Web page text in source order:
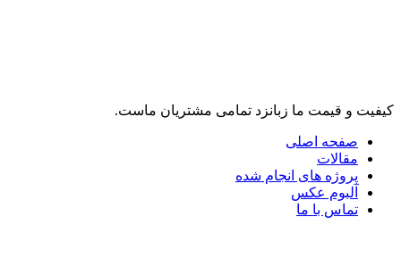
کیفیت و قیمت ما زبانزد تمامی مشتریان ماست.
صفحه اصلی
مقالات
پروژه های انجام شده
آلبوم عکس
تماس با ما